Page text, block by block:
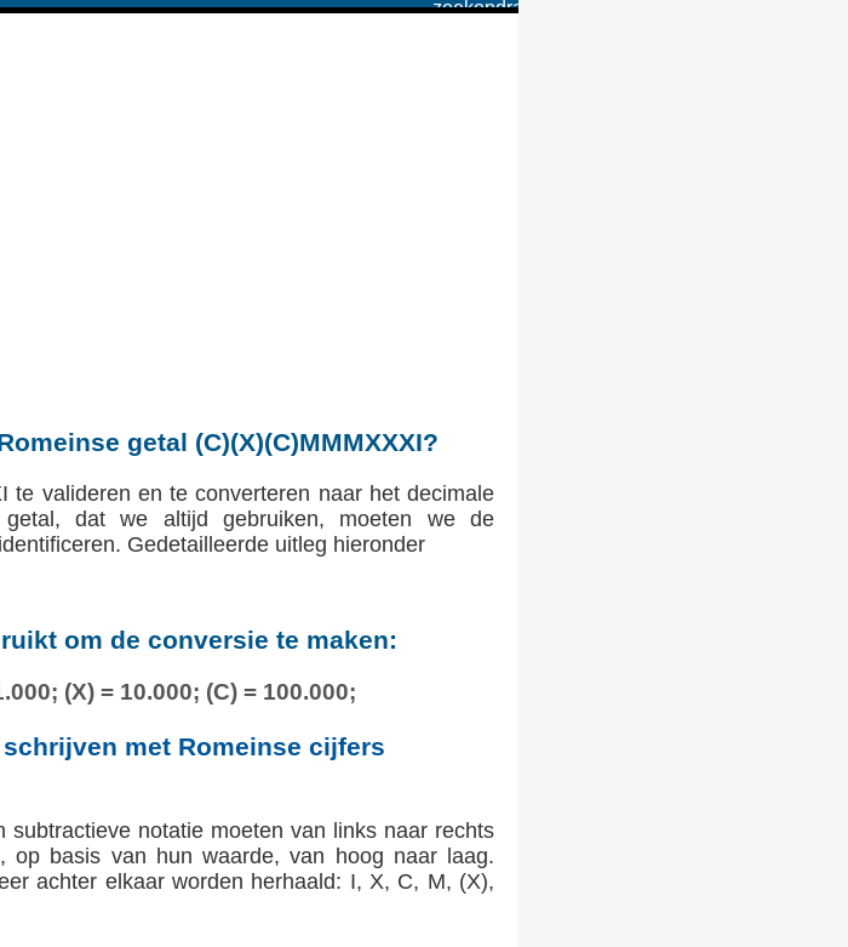
getal (C)(X)(C)MMMXXXI?
te valideren en te converteren naar het decimale
dat we altijd gebruiken, moeten we de
Gedetailleerde uitleg hieronder
om de conversie te maken:
(X) = 10.000; (C) = 100.000;
met Romeinse cijfers
notatie moeten van links naar rechts
op basis van hun waarde, van hoog naar laag.
achter elkaar worden herhaald: I, X, C, M, (X),